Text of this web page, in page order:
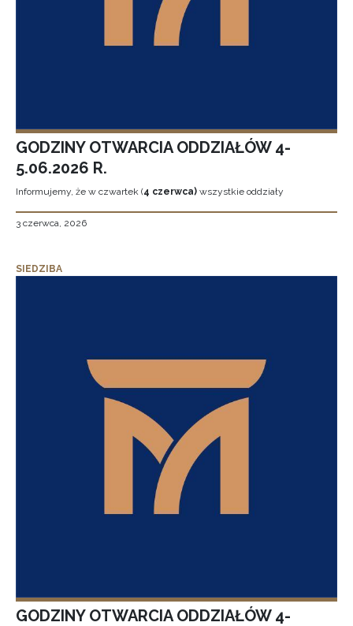
GODZINY OTWARCIA ODDZIAŁÓW 4-
5.06.2026 R.
Informujemy, że w czwartek (4 czerwca) wszystkie oddziały
3 czerwca, 2026
SIEDZIBA
GODZINY OTWARCIA ODDZIAŁÓW 4-